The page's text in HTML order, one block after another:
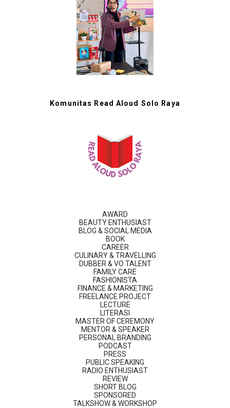
Komunitas Read Aloud Solo Raya
AWARD
BEAUTY ENTHUSIAST
BLOG & SOCIAL MEDIA
BOOK
CAREER
CULINARY & TRAVELLING
DUBBER & VO TALENT
FAMILY CARE
FASHIONISTA
FINANCE & MARKETING
FREELANCE PROJECT
LECTURE
LITERASI
MASTER OF CEREMONY
MENTOR & SPEAKER
PERSONAL BRANDING
PODCAST
PRESS
PUBLIC SPEAKING
RADIO ENTHUSIAST
REVIEW
SHORT BLOG
SPONSORED
TALKSHOW & WORKSHOP